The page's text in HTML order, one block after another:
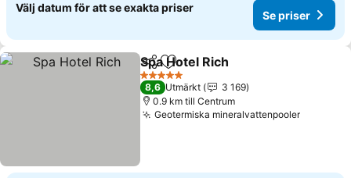
Välj datum för att se exakta priser
Se priser
Dela Lägg till i Mina Favoriter
Spa Hotel Rich
5 Stjärnor
8,6 Utmärkt
3 169
0.9 km till Centrum
Geotermiska mineralvattenpoolerSe